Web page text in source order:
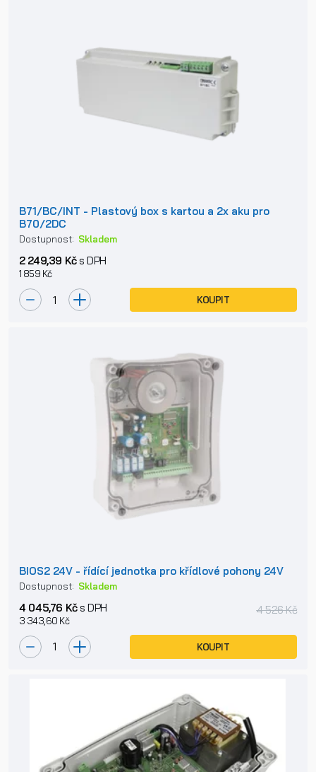
B71/BC/INT - Plastový box s kartou a 2x aku pro
B70/2DC
Dostupnost: Skladem
2 249,39 Kčs DPH
1 859 Kč
KOUPIT
BIOS2 24V - řídící jednotka pro křídlové pohony 24V
Dostupnost: Skladem
4 045,76 Kčs DPH
3 343,60 Kč
4 526 Kč
KOUPIT